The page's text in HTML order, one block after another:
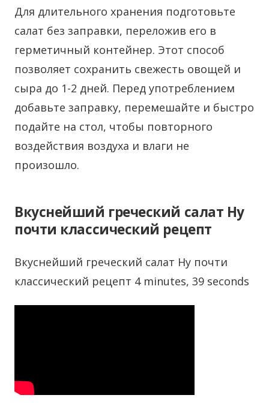
Для длительного хранения подготовьте
салат без заправки, переложив его в
герметичный контейнер. Этот способ
позволяет сохранить свежесть овощей и
сыра до 1-2 дней. Перед употреблением
добавьте заправку, перемешайте и быстро
подайте на стол, чтобы повторного
воздействия воздуха и влаги не
произошло.
Вкуснейший греческий салат Ну
почти классический рецепт
Вкуснейший греческий салат Ну почти
классический рецепт 4 minutes, 39 seconds